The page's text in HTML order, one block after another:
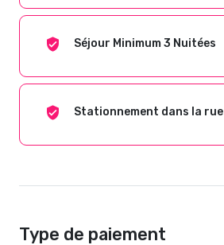
Séjour Minimum 3 Nuitées
Stationnement dans la rue
Type de paiement